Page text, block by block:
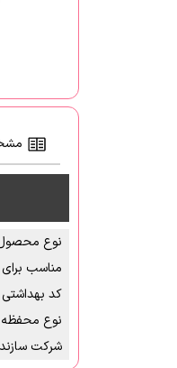
نوع
مناسب برای
کد بهداشتی
نوع محفظه
شرکت